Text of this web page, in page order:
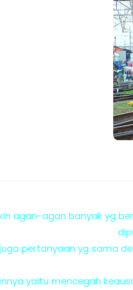
agan-agan banyak yg
pertanyaan yg sama
yaitu mencegah